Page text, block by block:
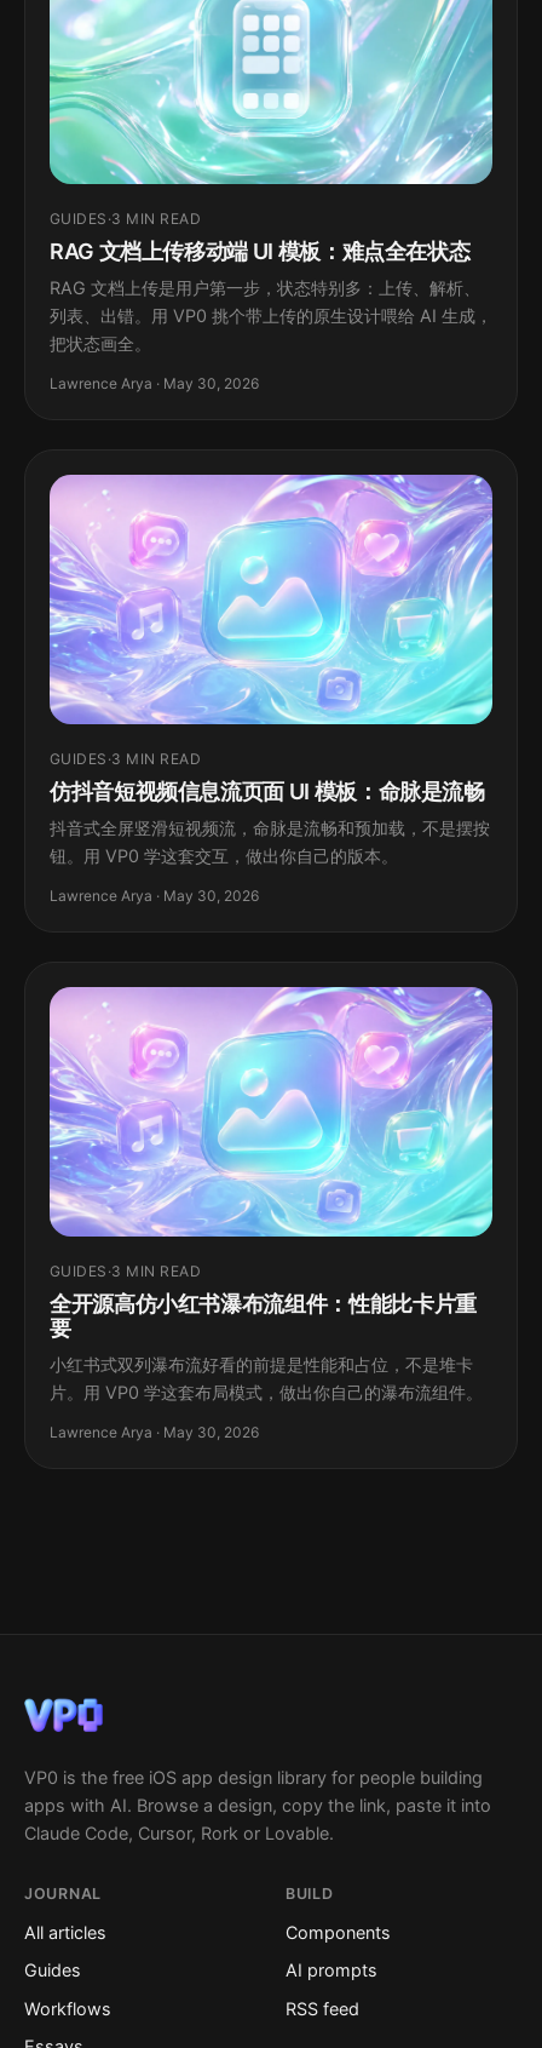
GUIDES ·3 MIN READ
RAG 文档上传移动端 UI 模板：难点全在状态
RAG 文档上传是用户第一步，状态特别多：上传、解析、
列表、出错。用 VP0 挑个带上传的原生设计喂给 AI 生成，
把状态画全。
Lawrence Arya · May 30, 2026
GUIDES ·3 MIN READ
仿抖音短视频信息流页面 UI 模板：命脉是流畅
抖音式全屏竖滑短视频流，命脉是流畅和预加载，不是摆按
钮。用 VP0 学这套交互，做出你自己的版本。
Lawrence Arya · May 30, 2026
GUIDES ·3 MIN READ
全开源高仿小红书瀑布流组件：性能比卡片重
要
小红书式双列瀑布流好看的前提是性能和占位，不是堆卡
片。用 VP0 学这套布局模式，做出你自己的瀑布流组件。
Lawrence Arya · May 30, 2026
VP0 is the free iOS app design library for people building
apps with AI. Browse a design, copy the link, paste it into
Claude Code, Cursor, Rork or Lovable.
JOURNAL
All articles
Guides
Workflows
BUILD
Components
AI prompts
RSS feed